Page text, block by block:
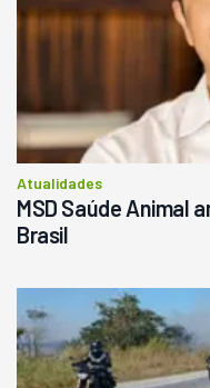
Atualidades
MSD Saúde Animal
Brasil